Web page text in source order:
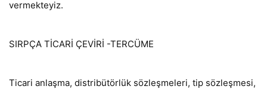
vermekteyiz.
SIRPÇA TİCARİ ÇEVİRİ -TERCÜME
Ticari anlaşma, distribütörlük sözleşmeleri, tip sözleşmesi,